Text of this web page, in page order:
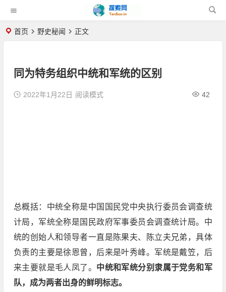
首页 野史秘闻 正文
同为特务组织中统和军统的区别
2022年1月22日 42
阅读模式
总概括：中统全称是中国国民党中央执行委员会调查统
计局，军统全称是国民政府军事委员会调查统计局。中
统的创始人和领导者一直是陈果夫、陈立夫兄弟，具体
负责的主要是徐恩曾，后来是叶秀峰。军统是戴笠，后
来主要就是毛人凤了。 中统和军统分别隶属于党务和军
队，成为两者出身的鲜明标志。